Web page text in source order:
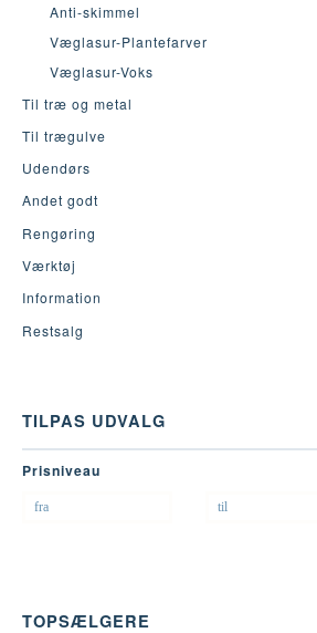
Anti-skimmel
Væglasur-Plantefarver
Væglasur-Voks
Til træ og metal
Til trægulve
Udendørs
Andet godt
Rengøring
Værktøj
Information
Restsalg
TILPAS UDVALG
Prisniveau
TOPSÆLGERE